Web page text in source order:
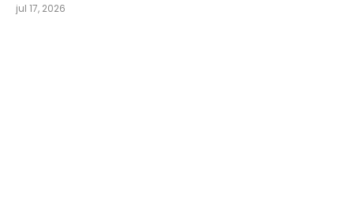
jul 17, 2026